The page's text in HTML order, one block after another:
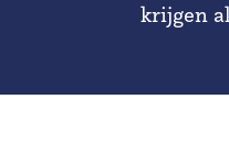
krijgen